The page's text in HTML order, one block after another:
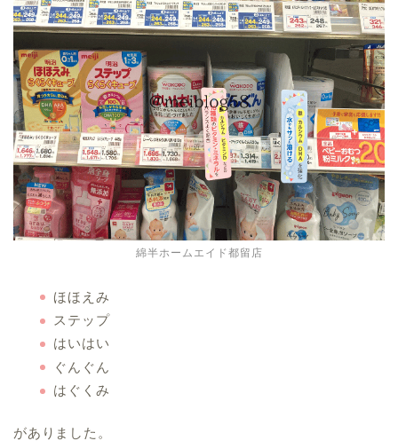
綿半ホームエイド都留店
ほほえみ
ステップ
はいはい
ぐんぐん
はぐくみ
がありました。